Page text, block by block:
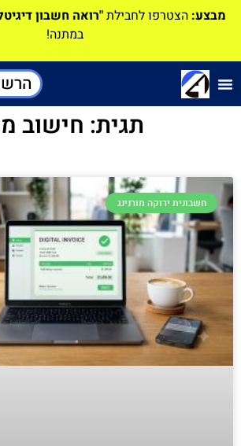
מבצע: הצטרפו לחבילת"רואה חשבון
במתנה!
תגית: חישוב
חשבונית ירוקה מורנינג